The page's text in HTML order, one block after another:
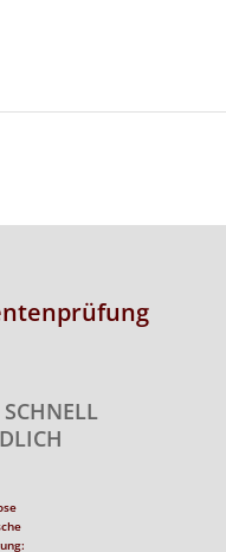
SCHNELL